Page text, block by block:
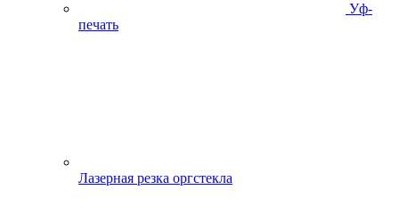
Уф-
печать
Лазерная резка оргстекла